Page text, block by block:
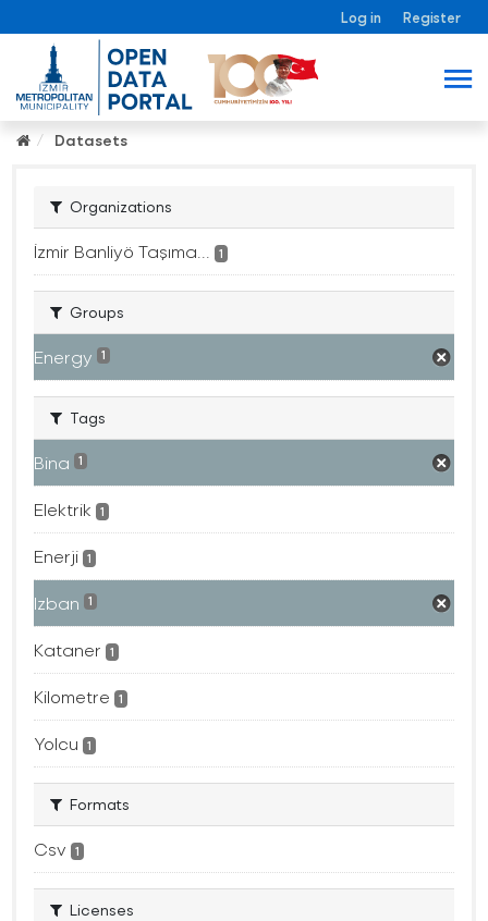
Log in Register
Datasets
Organizations
İzmir Banliyö Taşıma... 1
Groups
Energy 1
Tags
Bina 1
Elektrik 1
Enerji 1
Izban 1
Kataner 1
Kilometre 1
Yolcu 1
Formats
Csv 1
Licenses